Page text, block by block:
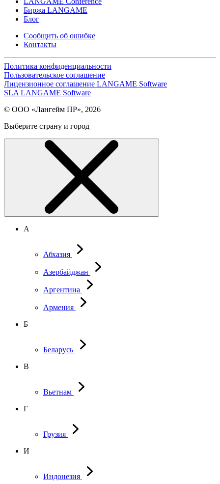
Биржа LANGAME
Блог
Сообщить об ошибке
Контакты
Политика конфиденциальности
Пользовательское соглашение
Лицензионное соглашение LANGAME Software
SLA LANGAME Software
© ООО «Лангейм ПР», 2026
Выберите страну и город
А
Абхазия
Азербайджан
Аргентина
Армения
Б
Беларусь
В
Вьетнам
Г
Грузия
И
Индонезия